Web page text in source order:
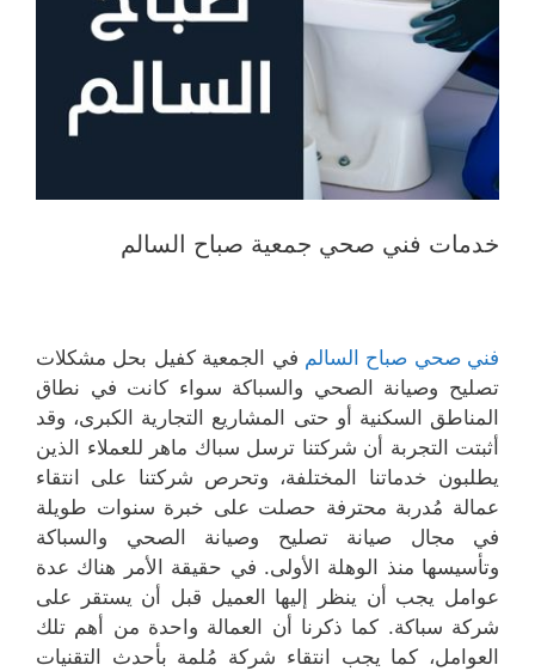
خدمات فني صحي جمعية صباح السالم
فني صحي صباح السالم في الجمعية كفيل بحل مشكلات
تصليح وصيانة الصحي والسباكة سواء كانت في نطاق
المناطق السكنية أو حتى المشاريع التجارية الكبرى، وقد
أثبتت التجربة أن شركتنا ترسل سباك ماهر للعملاء الذين
يطلبون خدماتنا المختلفة، وتحرص شركتنا على انتقاء
عمالة مُدربة محترفة حصلت على خبرة سنوات طويلة
في مجال صيانة تصليح وصيانة الصحي والسباكة
وتأسيسها منذ الوهلة الأولى. في حقيقة الأمر هناك عدة
عوامل يجب أن ينظر إليها العميل قبل أن يستقر على
شركة سباكة. كما ذكرنا أن العمالة واحدة من أهم تلك
العوامل، كما يجب انتقاء شركة مُلمة بأحدث التقنيات